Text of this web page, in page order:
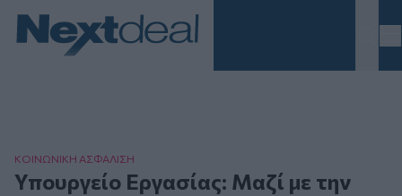
ΚΟΙΝΩΝΙΚΗ ΑΣΦAΛΙΣΗ
Υπουργείο Εργασίας: Μαζί με την